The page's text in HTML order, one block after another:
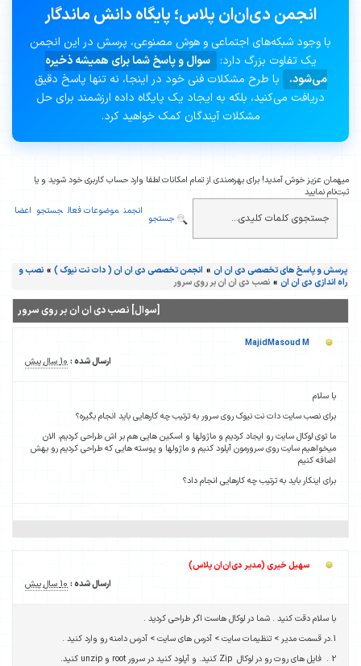
انجمن دی‌ان‌ان پلاس؛ پایگاه دانش ماندگار
با وجود شبکه‌های اجتماعی و هوش مصنوعی، پرسش در این انجمن
یک تفاوت بزرگ دارد: سوال و پاسخ شما برای همیشه ذخیره
می‌شود.
با طرح مشکلات فنی خود در اینجا، نه تنها پاسخ دقیق
دریافت می‌کنید، بلکه به ایجاد یک پایگاه داده ارزشمند برای حل
مشکلات آیندگان کمک خواهید کرد.
میهمان عزیز خوش آمدید! برای بهره‌مندی از تمام امکانات لطفا وارد حساب کاربری خود شوید و یا
ثبت‌نام نمایید
انجمن موضوعات فعال جستجو اعضا
جستجو
پرسش و پاسخ های تخصصی دی ان ان » انجمن تخصصی دی ان ان ( دات نت نیوک ) » نصب و
راه اندازی دی ان ان » نصب دی ان ان بر روی سرور
[سوال] نصب دی ان ان بر روی سرور
MajidMasoud M
ارسال شده : 10 سال پیش
با سلام
برای نصب سایت دات نت نیوک روی سرور به ترتیب چه کارهایی باید انجام بگیره؟
ما توی لوکال سایت رو ایجاد کردیم و ماژولها و اسکین هایی هم بر اش طراحی کردیم، الان
میخواهیم سایت روی سرورمون آپلود کنیم و ماژولها و پوسته هایی که طراحی کردیم رو بهش
اضافه کنیم
برای اینکار باید به ترتیب چه کارهایی انجام داد؟
سهیل خیری (مدیر دی‌ان‌ان پلاس)
ارسال شده : 10 سال پیش
با سلام دقت کنید . شما در لوکال هاست اگر طراحی کردید .
1.در قسمت مدیر > تنظیمات سایت > آدرس های سایت > آدرس دامنه رو وارد کنید .
2 . فایل های روت رو در لوکال Zip کنید. و آپلود کنید در سرور root و unzip کنید.